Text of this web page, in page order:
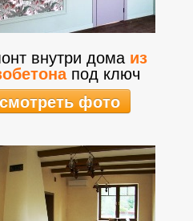
внутри дома из
под ключ
фото